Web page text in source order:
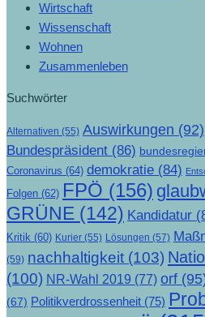
Wirtschaft
Wissenschaft
Wohnen
Zusammenleben
Suchwörter
Alternativen (55) Auswirkungen (92)
Bundespräsident (86)
Coronavirus (64) demokratie (84)
Folgen (62) FPÖ (156)
GRÜNE (142) Kandidatur
Kritik (60) Kurier (55) Lösungen (57)
(59) nachhaltigkeit (103)
(100) NR-Wahl 2019 (77) orf
(67) Politikverdrossenheit (75)